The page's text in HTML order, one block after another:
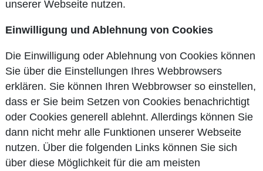
unserer Webseite nutzen.
Einwilligung und Ablehnung von Cookies
Die Einwilligung oder Ablehnung von Cookies können
Sie über die Einstellungen Ihres Webbrowsers
erklären. Sie können Ihren Webbrowser so einstellen,
dass er Sie beim Setzen von Cookies benachrichtigt
oder Cookies generell ablehnt. Allerdings können Sie
dann nicht mehr alle Funktionen unserer Webseite
nutzen. Über die folgenden Links können Sie sich
über diese Möglichkeit für die am meisten